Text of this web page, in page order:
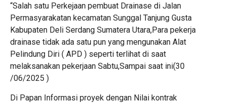
“Salah satu Perkejaan pembuat Drainase di Jalan
Permasyarakatan kecamatan Sunggal Tanjung Gusta
Kabupaten Deli Serdang Sumatera Utara,Para pekerja
drainase tidak ada satu pun yang mengunakan Alat
Pelindung Diri ( APD ) seperti terlihat di saat
melaksanakan pekerjaan Sabtu,Sampai saat ini(30
/06/2025 )
Di Papan Informasi proyek dengan Nilai kontrak